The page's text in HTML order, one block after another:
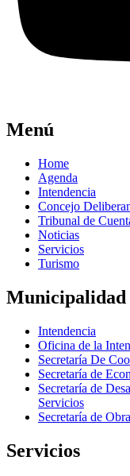
Menú
Home
Agenda
Intendencia
Concejo
Tribunal de
Noticias
Servicios
Turismo
Municipalidad
Intendencia
Oficina de la
Secretaría De
Secretaría de
Secretaría de
Servicios
Secretaría de
Servicios